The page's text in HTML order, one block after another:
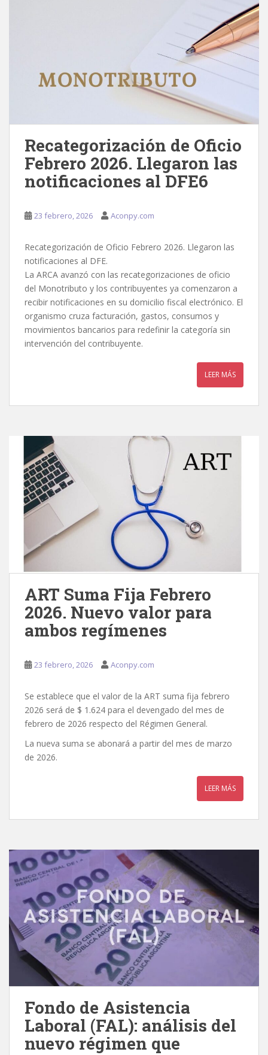
Recategorización de Oficio
Febrero 2026. Llegaron las
notificaciones al DFE6
23 febrero, 2026 Aconpy.com
Recategorización de Oficio Febrero 2026. Llegaron las
notificaciones al DFE.
La ARCA avanzó con las recategorizaciones de oficio
del Monotributo y los contribuyentes ya comenzaron a
recibir notificaciones en su domicilio fiscal electrónico. El
organismo cruza facturación, gastos, consumos y
movimientos bancarios para redefinir la categoría sin
intervención del contribuyente.
LEER MÁS
ART Suma Fija Febrero
2026. Nuevo valor para
ambos regímenes
23 febrero, 2026 Aconpy.com
Se establece que el valor de la ART suma fija febrero
2026 será de $ 1.624 para el devengado del mes de
febrero de 2026 respecto del Régimen General.
La nueva suma se abonará a partir del mes de marzo
de 2026.
LEER MÁS
Fondo de Asistencia
Laboral (FAL): análisis del
nuevo régimen que